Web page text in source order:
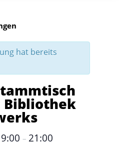
hat bereits
Bibliothek
– 21:00